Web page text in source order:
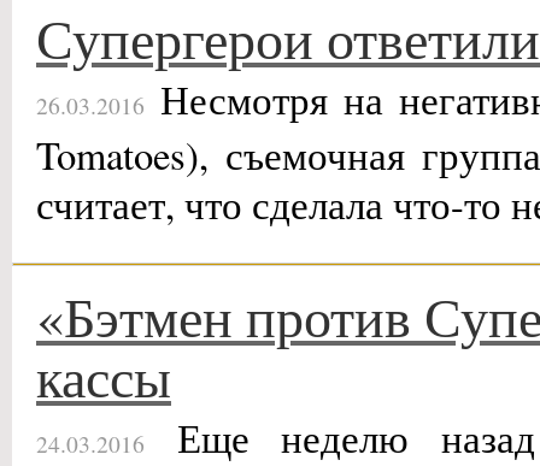
Супергерои
26.03.2016 Несмотря на
Tomatoes), съемочная
считает, что сделала что-то
«Бэтмен против
кассы
24.03.2016
Еще неделю назад